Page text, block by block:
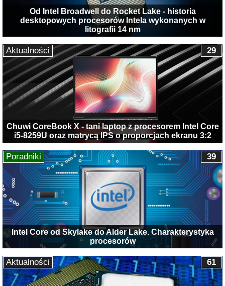
Od Intel Broadwell do Rocket Lake - historia
desktopowych procesorów Intela wykonanych w
litografii 14 nm
Chuwi CoreBook X - tani laptop z procesorem Intel Core
i5-8259U oraz matrycą IPS o proporcjach ekranu 3:2
29
Aktualności
Intel Core od Skylake do Alder Lake. Charakterystyka
procesorów
39
Poradniki
61
Aktualności